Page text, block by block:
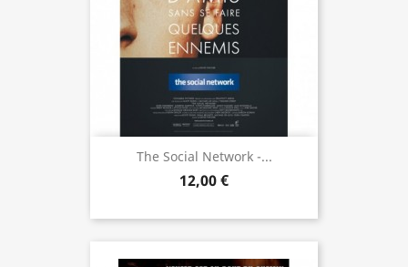
The Social Network -...
12,00 €